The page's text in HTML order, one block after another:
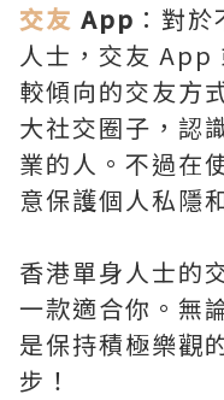
交友 App ：對
人士，交友 App
較傾向的交友方
大社交圈子，認
業的人。不過在
意保護個人私隱
香港單身人士的
一款適合你。無
是保持積極樂觀
步！